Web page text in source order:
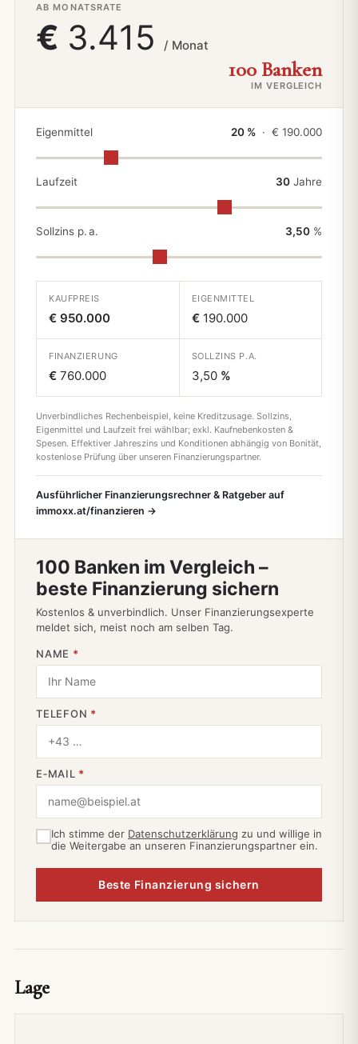
AB MONATSRATE
€ 3.415 / Monat
100 Banken
IM VERGLEICH
Eigenmittel 20 % · € 190.000
Laufzeit 30 Jahre
Sollzins p. a. 3,50 %
KAUFPREIS
€ 950.000
EIGENMITTEL
€ 190.000
FINANZIERUNG
€ 760.000
SOLLZINS P.A.
3,50%
Unverbindliches Rechenbeispiel, keine Kreditzusage. Sollzins,
Eigenmittel und Laufzeit frei wählbar; exkl. Kaufnebenkosten &
Spesen. Effektiver Jahreszins und Konditionen abhängig von Bonität,
kostenlose Prüfung über unseren Finanzierungspartner.
Ausführlicher Finanzierungsrechner & Ratgeber auf
immoxx.at/finanzieren →
100 Banken im Vergleich –
beste Finanzierung sichern
Kostenlos & unverbindlich. Unser Finanzierungsexperte
meldet sich, meist noch am selben Tag.
NAME *
TELEFON *
E‑MAIL *
Ich stimme der Datenschutzerklärung zu und willige in
die Weitergabe an unseren Finanzierungspartner ein.
Beste Finanzierung sichern
Lage